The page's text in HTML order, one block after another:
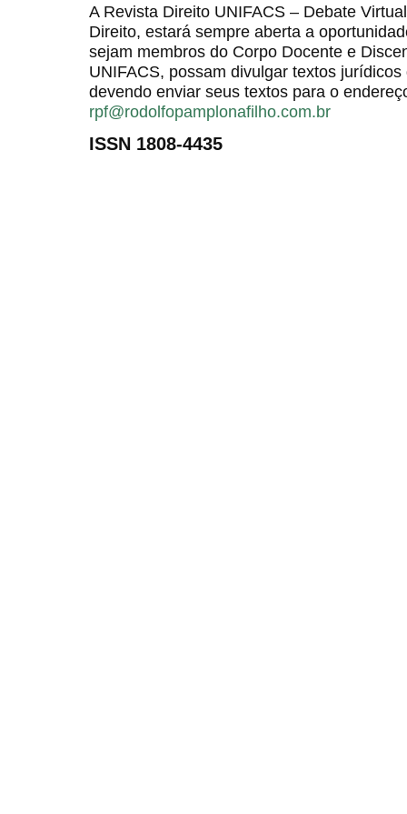
A Revista Direito UNIFACS – Debate
Direito, estará sempre aberta a
sejam membros do Corpo Docente e
UNIFACS, possam divulgar textos
devendo enviar seus textos para o
rpf@rodolfopamplonafilho.com.br
ISSN 1808-4435